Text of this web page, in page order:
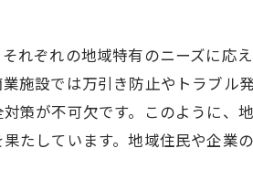
れぞれの地域特有のニーズに応
施設では万引き防止やトラブル
策が不可欠です。このように、
たしています。地域住民や企業